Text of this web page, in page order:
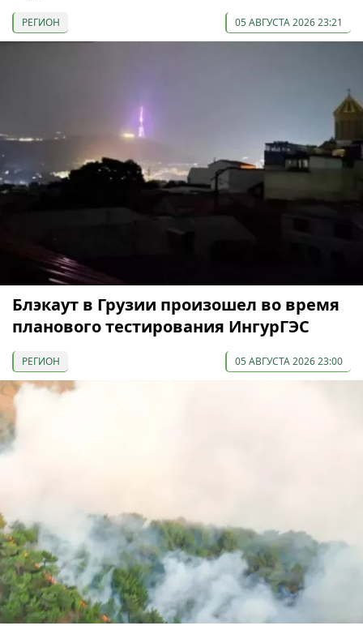
РЕГИОН 05 АВГУСТА 2026 23:21
Блэкаут в Грузии произошел во время
планового тестирования ИнгурГЭС
РЕГИОН 05 АВГУСТА 2026 23:00